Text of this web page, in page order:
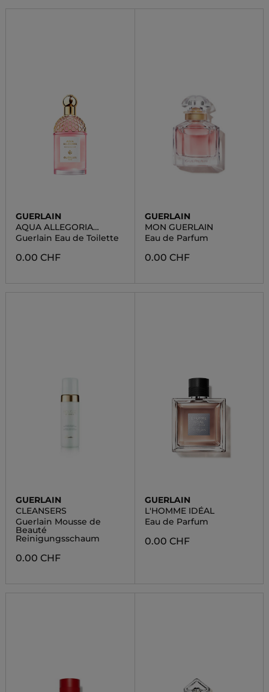
GUERLAIN
AQUA ALLEGORIA
BLOOM
Guerlain Eau de Toilette
0.00 CHF
GUERLAIN
MON GUERLAIN
Eau de Parfum
0.00 CHF
GUERLAIN
CLEANSERS
Guerlain Mousse de
Beauté
Reinigungsschaum
0.00 CHF
GUERLAIN
L'HOMME IDÉAL
Eau de Parfum
0.00 CHF